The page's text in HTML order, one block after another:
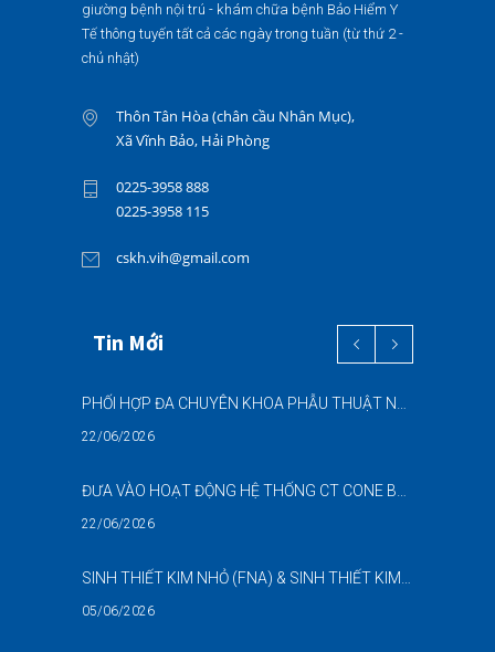
giường bệnh nội trú - khám chữa bệnh Bảo Hiểm Y
Tế thông tuyến tất cả các ngày trong tuần (từ thứ 2 -
chủ nhật)
Thôn Tân Hòa (chân cầu Nhân Mục),
Xã Vĩnh Bảo, Hải Phòng
0225-3958 888
0225-3958 115
cskh.vih@gmail.com
Tin Mới
22/06/2026
22/06/2026
05/06/2026